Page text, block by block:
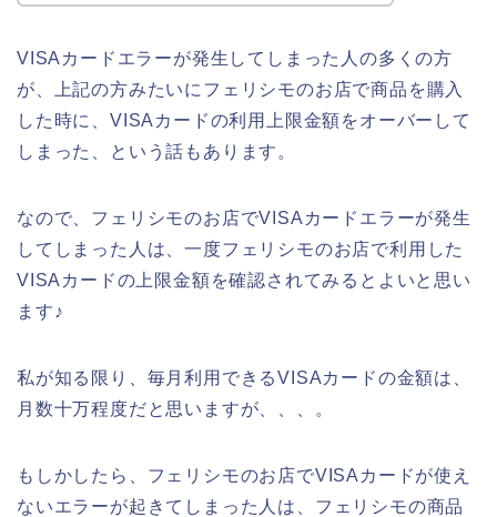
VISAカードエラーが発生してしまった人の多くの方
が、上記の方みたいにフェリシモのお店で商品を購入
した時に、VISAカードの利用上限金額をオーバーして
しまった、という話もあります。
なので、フェリシモのお店でVISAカードエラーが発生
してしまった人は、一度フェリシモのお店で利用した
VISAカードの上限金額を確認されてみるとよいと思い
ます♪
私が知る限り、毎月利用できるVISAカードの金額は、
月数十万程度だと思いますが、、、。
もしかしたら、フェリシモのお店でVISAカードが使え
ないエラーが起きてしまった人は、フェリシモの商品